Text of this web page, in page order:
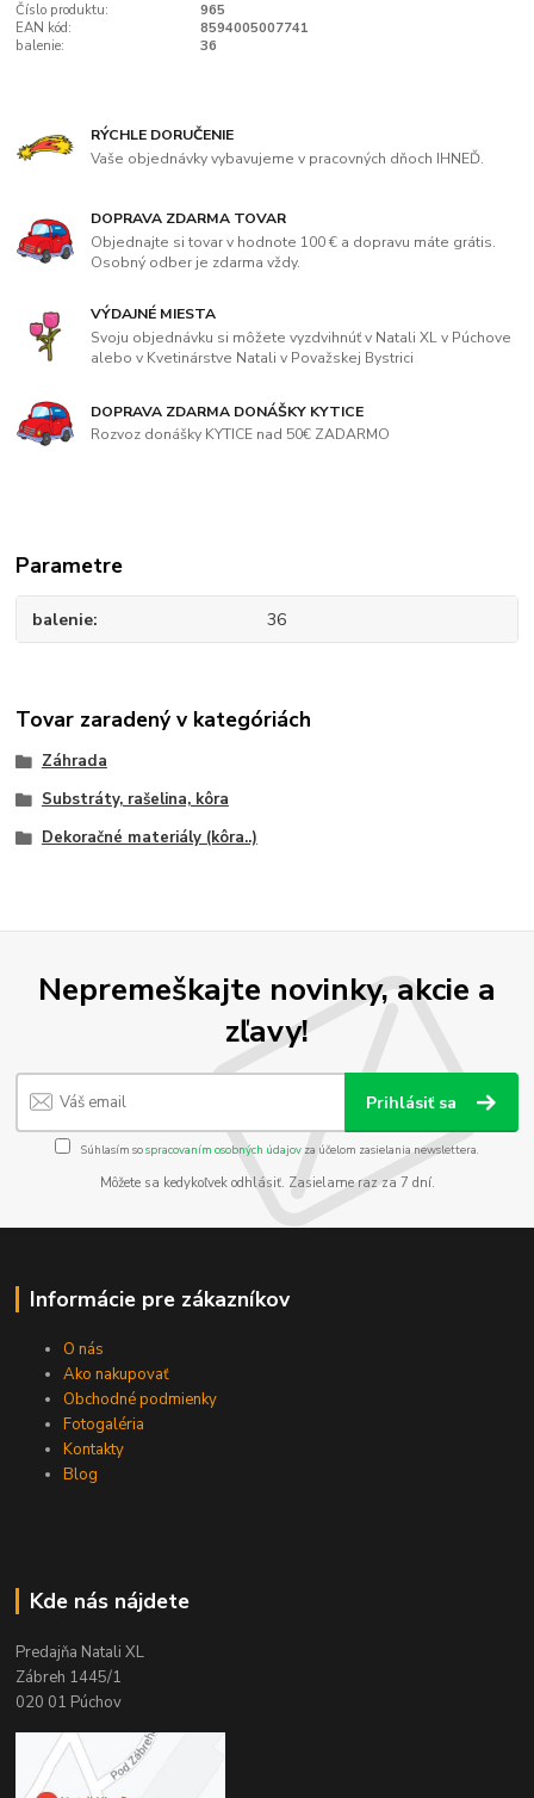
Číslo produktu:
965
EAN kód:
8594005007741
balenie:
36
RÝCHLE DORUČENIE
Vaše objednávky vybavujeme v pracovných dňoch IHNEĎ.
DOPRAVA ZDARMA TOVAR
Objednajte si tovar v hodnote 100 € a dopravu máte grátis.
Osobný odber je zdarma vždy.
VÝDAJNÉ MIESTA
Svoju objednávku si môžete vyzdvihnúť v Natali XL v Púchove
alebo v Kvetinárstve Natali v Považskej Bystrici
DOPRAVA ZDARMA DONÁŠKY KYTICE
Rozvoz donášky KYTICE nad 50€ ZADARMO
Parametre
balenie 36
Tovar zaradený v kategóriách
Záhrada
Substráty, rašelina, kôra
Dekoračné materiály (kôra..)
Nepremeškajte novinky, akcie a
zľavy!
Prihlásiť sa
Súhlasím sospracovaním osobných údajov za účelom zasielania newslettera.
Môžete sa kedykoľvek odhlásiť. Zasielame raz za 7 dní.
Informácie pre zákazníkov
O nás
Ako nakupovať
Obchodné podmienky
Fotogaléria
Kontakty
Blog
Kde nás nájdete
Predajňa Natali XL
Zábreh 1445/1
020 01 Púchov